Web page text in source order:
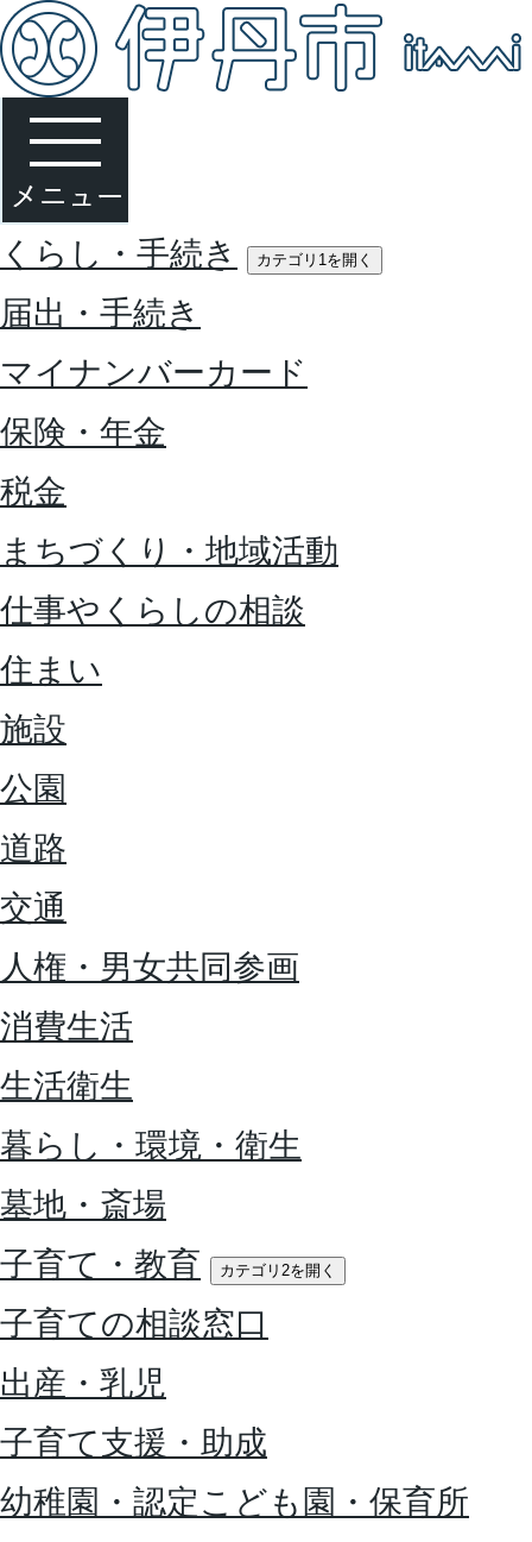
くらし・手続き カテゴリ1を開く
届出・手続き
マイナンバーカード
保険・年金
税金
まちづくり・地域活動
仕事やくらしの相談
住まい
施設
公園
道路
交通
人権・男女共同参画
消費生活
生活衛生
暮らし・環境・衛生
墓地・斎場
子育て・教育
カテゴリ2を開く
子育ての相談窓口
出産・乳児
子育て支援・助成
幼稚園・認定こども園・保育所